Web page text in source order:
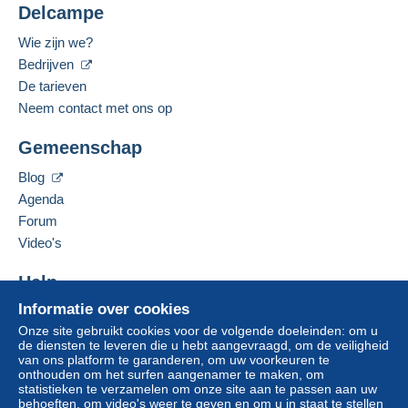
Voldoen aan de voorwaarden:
van een aankoop ter waarde van € 200,00.
Voor meer zekerheid vraagt de verkoper u te
voor de aankopen:
Zone 1
Zone 2
Zone 3
Betaalmiddelen:
Gesproken talen:
Engels (Verenigd Koninkrijk),
Adres van de onderneming:
VIA MORTARA 63/D
27025
Deze verkoper toevoegen aan mijn favorieten
Informatie over cookies
Onze site gebruikt cookies voor de volgende doeleinden: om u
de diensten te leveren die u hebt aangevraagd, om de veiligheid
van ons platform te garanderen, om uw voorkeuren te
onthouden om het surfen aangenamer te maken, om
statistieken te verzamelen om onze site aan te passen aan uw
behoeften, om video's weer te geven en om u in staat te stellen
Delcampe
Wie zijn we?
Bedrijven
De tarieven
Neem contact met ons op
Gemeenschap
Blog
Agenda
Forum
Video's
Help
Hulpcentrum
Kopen op Delcampe
Verkopen op Delcampe
Een beveiligde website